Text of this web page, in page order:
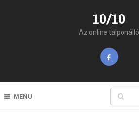
10/10
Az online talponálló
MENU